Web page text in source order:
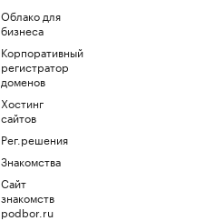
Облако для
бизнеса
Корпоративный
регистратор
доменов
Хостинг
сайтов
Рег.решения
Знакомства
Сайт
знакомств
podbor.ru